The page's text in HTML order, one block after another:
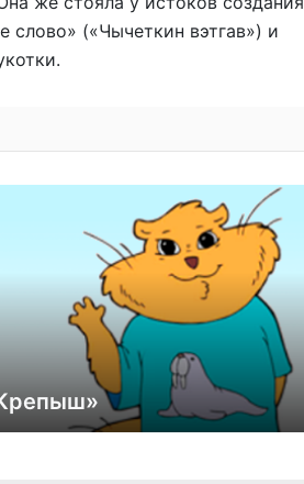
слово» («Чычеткин вэтгав») и